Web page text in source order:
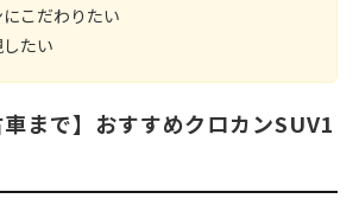
こだわりたい
たい
車まで】おすすめクロカンSUV1